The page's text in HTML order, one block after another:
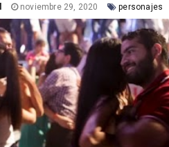
noviembre 29, 2020 personajes